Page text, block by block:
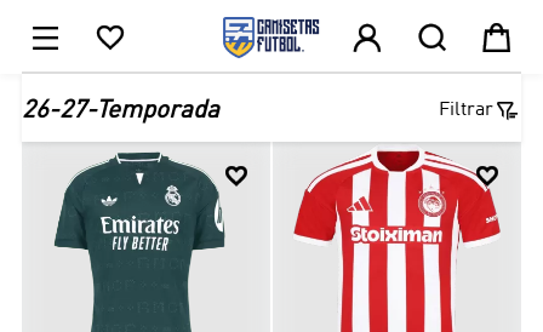
    
26-27-Temporada Filtrar
 